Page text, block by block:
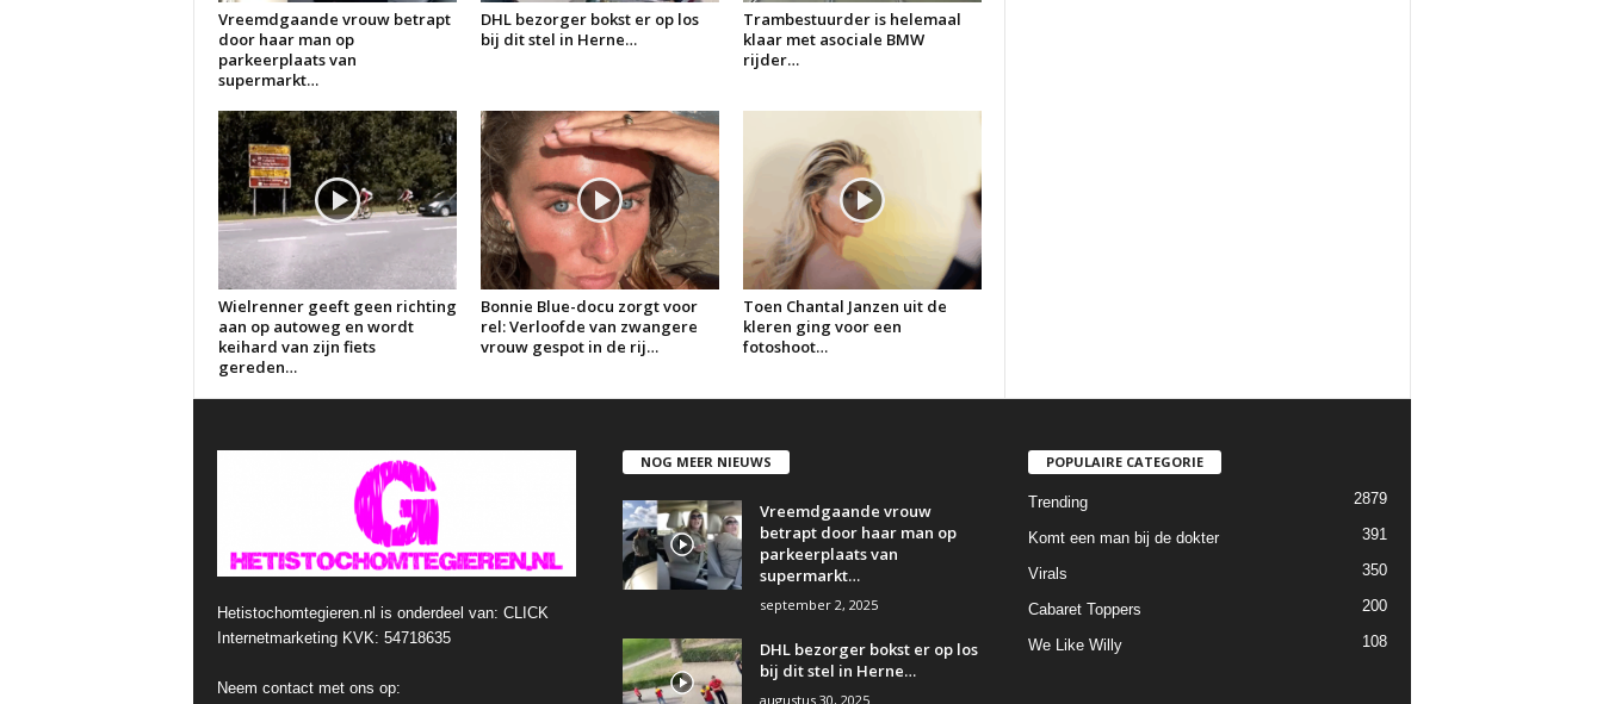
Vreemdgaande vrouw betrapt
door haar man op
parkeerplaats van
supermarkt…
DHL bezorger bokst er op los
bij dit stel in Herne…
Trambestuurder is helemaal
klaar met asociale BMW
rijder…
Wielrenner geeft geen richting
aan op autoweg en wordt
keihard van zijn fiets
gereden…
Bonnie Blue-docu zorgt voor
rel: Verloofde van zwangere
vrouw gespot in de rij…
Toen Chantal Janzen uit de
kleren ging voor een
fotoshoot…
Hetistochomtegieren.nl is onderdeel van: CLICK
Internetmarketing KVK: 54718635
Neem contact met ons op:
NOG MEER NIEUWS
Vreemdgaande vrouw
betrapt door haar man op
parkeerplaats van
supermarkt…
september 2, 2025
DHL bezorger bokst er op los
bij dit stel in Herne…
augustus 30, 2025
POPULAIRE CATEGORIE
Trending 2879
Komt een man bij de dokter 391
Virals 350
Cabaret Toppers 200
We Like Willy 108